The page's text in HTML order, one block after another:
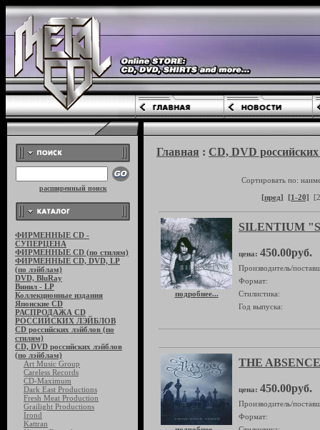
расширенный поиск
ФИРМЕННЫЕ CD -
СУПЕРЦЕНА
ФИРМЕННЫЕ CD (по стилям)
ФИРМЕННЫЕ CD, DVD, LP
(по лэйблам)
DVD, BluRay
Винил - LP
Коллекционные издания
Японские CD
РАСПРОДАЖА CD
РОССИЙСКИХ ЛЭЙБЛОВ
CD российских лэйблов (по
стилям)
CD, DVD российских лэйблов
(по лэйблам)
Art Music Group
Careless Records
CD-Maximum
Dark East Productions
Fresh Meat Production
Grailight Productions
Irond
Kattran
Главная : CD, DVD
Сортировать по:
[пред] [1-20]
подробнее...
SILENTIUM
цена: 450.00руб.
Производитель/
Формат:
Стилистика:
Год выпуска:
THE
цена: 450.00руб.
Производитель/
Формат: